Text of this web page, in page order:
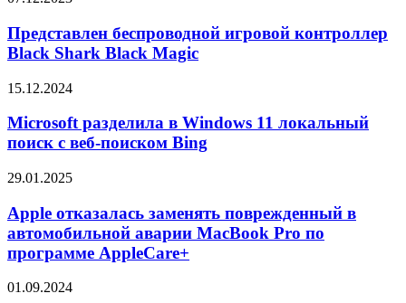
антивирусом
и
ОС
11
игровой
контроллер
Black
Black
Представлен беспроводной игровой контроллер
Black Shark Black Magic
Microsoft
в
11
поиск
веб-
поиском
Bing
15.12.2024
Microsoft разделила в Windows 11 локальный
поиск с веб-поиском Bing
Apple
заменять
поврежденный
в
автомобильной
MacBook
29.01.2025
Apple отказалась заменять поврежденный в
автомобильной аварии MacBook Pro по
программе AppleCare+
Представлены
01.09.2024